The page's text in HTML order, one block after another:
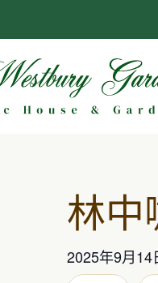
林中
2025年9月14